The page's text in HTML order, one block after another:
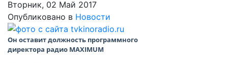
Вторник, 02 Май 2017
Опубликовано в Новости
Он оставит должность программного
директора радио MAXIMUM